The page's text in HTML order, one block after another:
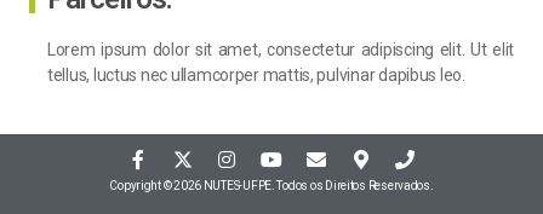
Lorem ipsum dolor sit amet, consectetur adipiscing elit. Ut elit
tellus, luctus nec ullamcorper mattis, pulvinar dapibus leo.
Copyright © 2026 NUTES-UFPE. Todos os Direitos Reservados.